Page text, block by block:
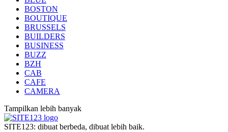
BOSTON
BOUTIQUE
BRUSSELS
BUILDERS
BUSINESS
BUZZ
BZH
CAB
CAFE
CAMERA
Tampilkan lebih banyak
SITE123: dibuat berbeda, dibuat lebih baik.